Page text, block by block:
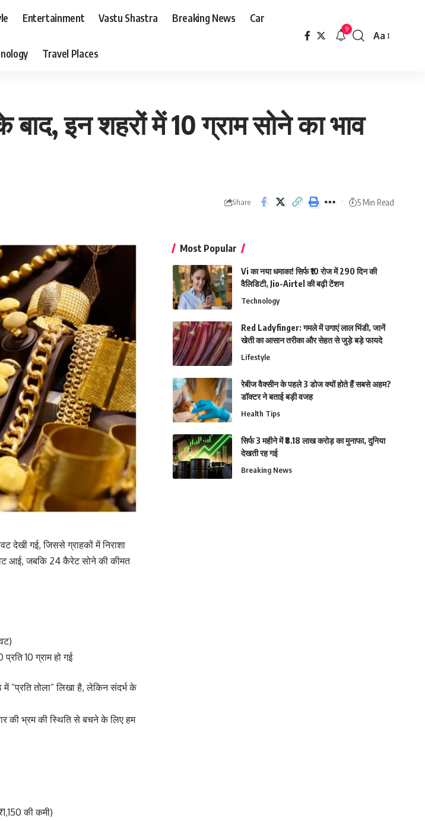
Entertainment Vastu Shastra Breaking News Car
Travel Places
9
Font
Aa
इन शहरों में 10 ग्राम सोने का भाव
Share 5 Min Read
देखी गई, जिससे ग्राहकों में निराशा
आई, जबकि 24 कैरेट सोने की कीमत
10 ग्राम हो गई
“प्रति तोला” लिखा है, लेकिन संदर्भ के
की भ्रम की स्थिति से बचने के लिए हम
की कमी)
Most Popular
Vi का नया धमाका! सिर्फ ₹10 रोज में 290 दिन की
वैलिडिटी, Jio-Airtel की बढ़ी टेंशन
Technology
Red Ladyfinger: गमले में उगाएं लाल भिंडी, जानें
खेती का आसान तरीका और सेहत से जुड़े बड़े फायदे
Lifestyle
रेबीज वैक्सीन के पहले 3 डोज क्यों होते हैं सबसे अहम?
डॉक्टर ने बताई बड़ी वजह
Health Tips
सिर्फ 3 महीने में ₹8.18 लाख करोड़ का मुनाफा, दुनिया
देखती रह गई
Breaking News